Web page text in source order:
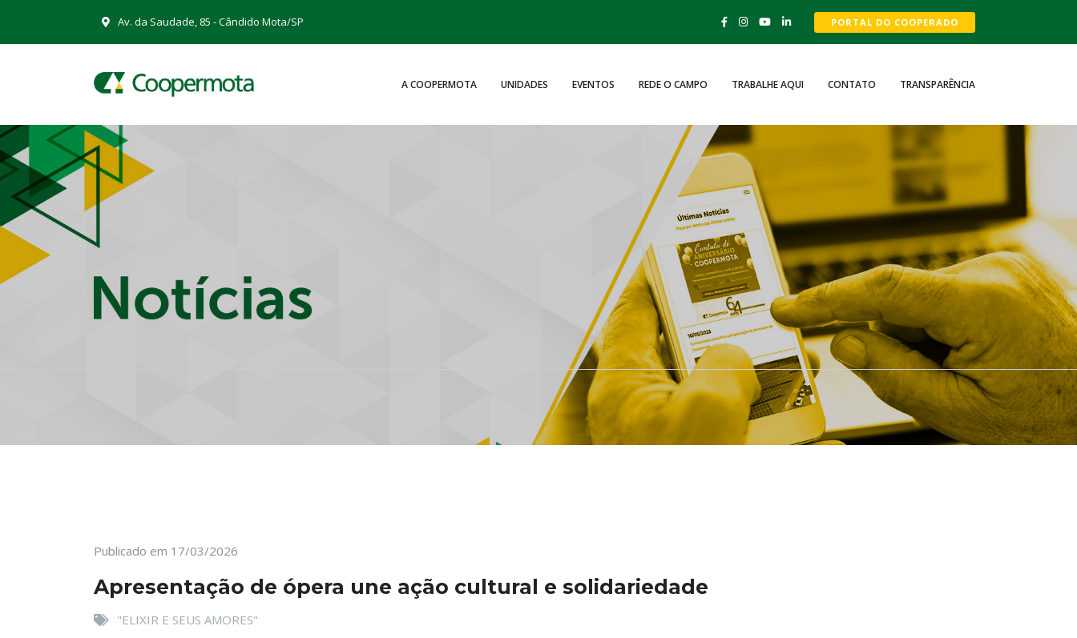
Av. da Saudade, 85 - Cândido Mota/SP PORTAL DO COOPERADO
A COOPERMOTA UNIDADES EVENTOS REDE O CAMPO TRABALHE AQUI CONTATO TRANSPARÊNCIA
Publicado em 17/03/2026
Apresentação de ópera une ação cultural e solidariedade
"ELIXIR E SEUS AMORES"